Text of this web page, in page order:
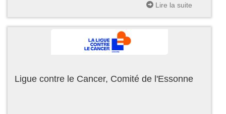
Lire la suite
Ligue contre le Cancer, Comité de l'Essonne